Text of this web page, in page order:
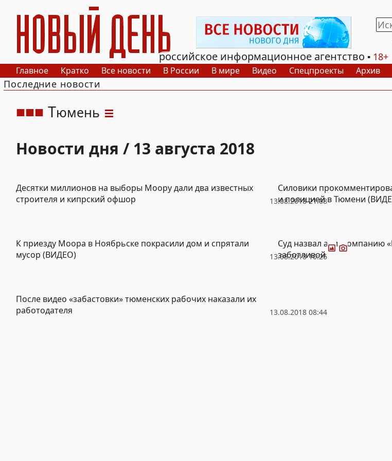
РИА Новый День
российское информационное агентство
18+
Главное Кратко Все новости В России В мире Видео Спецпроекты Архив
Последние новости
Тюмень
Новости дня / 13 августа 2018
13.08.2018 21:08
Десятки миллионов на выборы Моору дали два известных
строителя и кипрский офшор
Силовики
и полицией в Тюмени
13.08.2018 10:26
К приезду Моора в Ноябрьске покрасили дом и спрятали
мусор (ВИДЕО)
ФотоВидео
Суд назвал авиакомпанию
заботливой
13.08.2018 08:44
После видео «забастовки» тюменских рабочих наказали их
работодателя